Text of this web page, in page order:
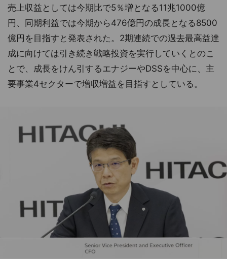
売上収益としては今期比で5％増となる11兆1000億
円、同期利益では今期から476億円の成長となる8500
億円を目指すと発表された。2期連続での過去最高益達
成に向けては引き続き戦略投資を実行していくとのこ
とで、成長をけん引するエナジーやDSSを中心に、主
要事業4セクターで増収増益を目指すとしている。